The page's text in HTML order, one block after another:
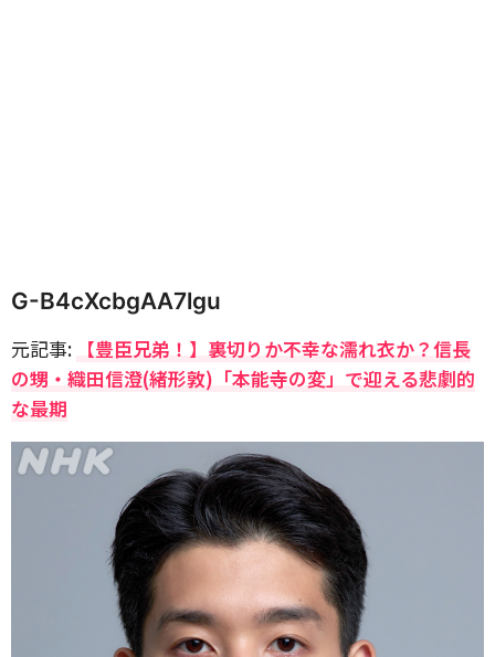
G-B4cXcbgAA7lgu
元記事: 【豊臣兄弟！】裏切りか不幸な濡れ衣か？信長
の甥・織田信澄(緒形敦)「本能寺の変」で迎える悲劇的
な最期